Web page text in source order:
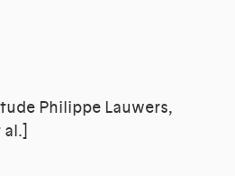
Philippe Lauwers,